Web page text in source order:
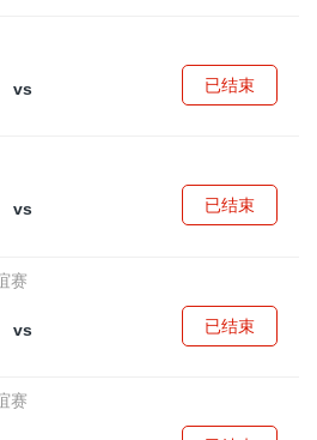
vs
已结束
vs
已结束
赛
vs
已结束
赛